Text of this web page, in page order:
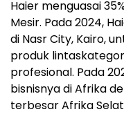
Haier menguasai
Mesir. Pada 2024,
di Nasr City, Kairo,
produk
profesional. Pada
bisnisnya di Afrika
terbesar Afrika